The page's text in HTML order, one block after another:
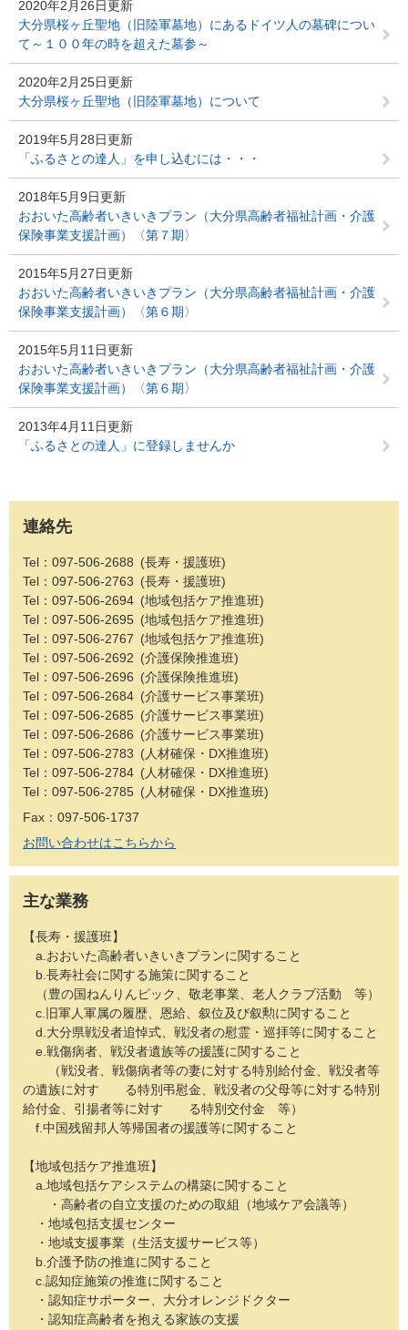
2020年2月26日更新
大分県桜ヶ丘聖地（旧陸軍墓地）にあるドイツ人の墓碑につい
て～１００年の時を超えた墓参～
2020年2月25日更新
大分県桜ヶ丘聖地（旧陸軍墓地）について
2019年5月28日更新
「ふるさとの達人」を申し込むには・・・
2018年5月9日更新
おおいた高齢者いきいきプラン（大分県高齢者福祉計画・介護
保険事業支援計画）〈第７期〉
2015年5月27日更新
おおいた高齢者いきいきプラン（大分県高齢者福祉計画・介護
保険事業支援計画）〈第６期〉
2015年5月11日更新
おおいた高齢者いきいきプラン（大分県高齢者福祉計画・介護
保険事業支援計画）〈第６期〉
2013年4月11日更新
「ふるさとの達人」に登録しませんか
連絡先
Tel：097-506-2688
長寿・援護班
Tel：097-506-2763
長寿・援護班
Tel：097-506-2694
地域包括ケア推進班
Tel：097-506-2695
地域包括ケア推進班
Tel：097-506-2767
地域包括ケア推進班
Tel：097-506-2692
介護保険推進班
Tel：097-506-2696
介護保険推進班
Tel：097-506-2684
介護サービス事業班
Tel：097-506-2685
介護サービス事業班
Tel：097-506-2686
介護サービス事業班
Tel：097-506-2783
人材確保・DX推進班
Tel：097-506-2784
人材確保・DX推進班
Tel：097-506-2785
人材確保・DX推進班
Fax：097-506-1737
お問い合わせはこちらから
主な業務
【長寿・援護班】
a.おおいた高齢者いきいきプランに関すること
b.長寿社会に関する施策に関すること
（豊の国ねんりんピック、敬老事業、老人クラブ活動 等）
c.旧軍人軍属の履歴、恩給、叙位及び叙勲に関すること
d.大分県戦没者追悼式、戦没者の慰霊・巡拝等に関すること
e.戦傷病者、戦没者遺族等の援護に関すること
（戦没者、戦傷病者等の妻に対する特別給付金、戦没者等
の遺族に対す る特別弔慰金、戦没者の父母等に対する特別
給付金、引揚者等に対す る特別交付金 等）
f.中国残留邦人等帰国者の援護等に関すること
【地域包括ケア推進班】
a.地域包括ケアシステムの構築に関すること
・高齢者の自立支援のための取組（地域ケア会議等）
・地域包括支援センター
・地域支援事業（生活支援サービス等）
b.介護予防の推進に関すること
c.認知症施策の推進に関すること
・認知症サポーター、大分オレンジドクター
・認知症高齢者を抱える家族の支援